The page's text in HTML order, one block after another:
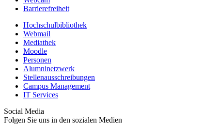
Barrierefreiheit
Hochschulbibliothek
Webmail
Mediathek
Moodle
Personen
Alumninetzwerk
Stellenausschreibungen
Campus Management
IT Services
Social Media
Folgen Sie uns in den sozialen Medien